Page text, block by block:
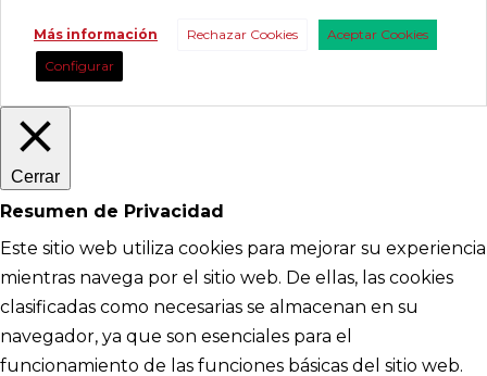
Más información Rechazar Cookies
Aceptar Cookies
Configurar
Cerrar
Resumen de Privacidad
Este sitio web utiliza cookies para mejorar su experiencia
mientras navega por el sitio web. De ellas, las cookies
clasificadas como necesarias se almacenan en su
navegador, ya que son esenciales para el
funcionamiento de las funciones básicas del sitio web.